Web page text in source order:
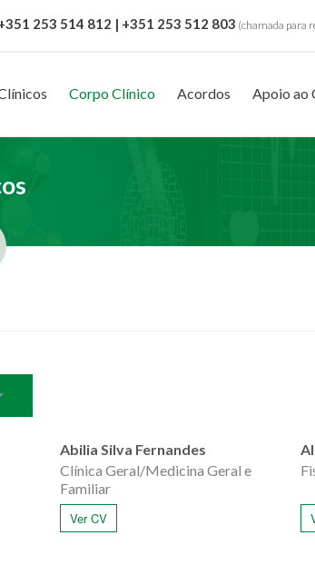
253 514 812 | +351 253 512 803 (chamada para
Corpo Clínico Acordos Apoio ao
Abilia Silva Fernandes
Clínica Geral/Medicina Geral e
Familiar
Ver CV